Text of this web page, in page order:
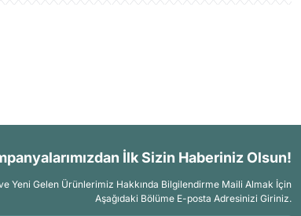
İlk Sizin Haberiniz Olsun!
Yeni Gelen Ürünlerimiz Hakkında Bilgilendirme Maili Almak İçin
Aşağıdaki Bölüme E-posta Adresinizi Giriniz.